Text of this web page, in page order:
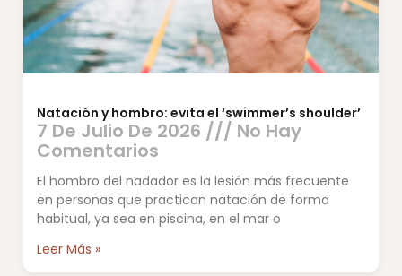
Natación y hombro: evita el ‘swimmer’s shoulder’
7 De Julio De 2026 No Hay
Comentarios
El hombro del nadador es la lesión más frecuente
en personas que practican natación de forma
habitual, ya sea en piscina, en el mar o
Leer Más »